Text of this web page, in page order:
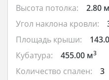
Высота потолка:
2.80 м
Угол наклона кровли:
Площадь крыши:
Кубатура: 455.00 м3
Количество спален: 3